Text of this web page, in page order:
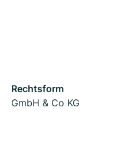
Rechtsform
GmbH & Co KG